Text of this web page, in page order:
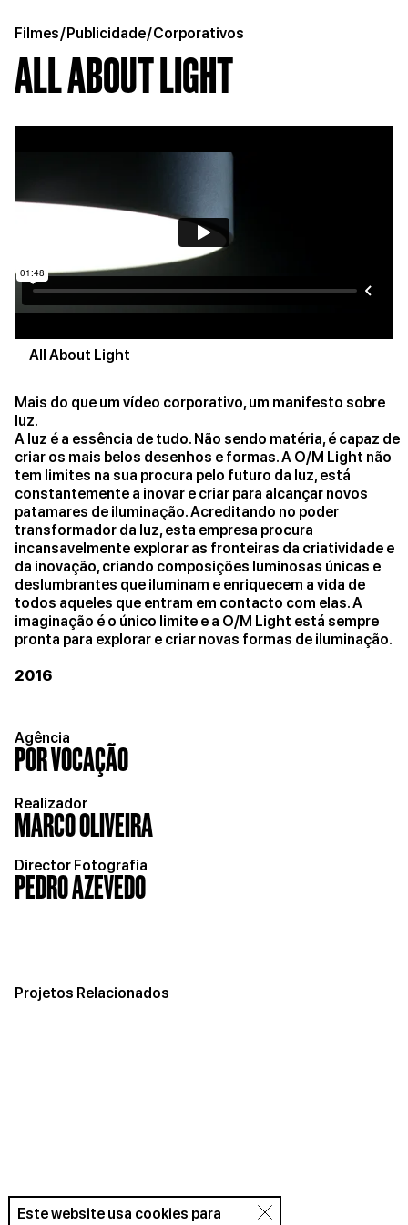
Filmes/ Publicidade/Corporativos
ALL ABOUT LIGHT
All About Light
Mais do que um vídeo corporativo, um manifesto sobre
luz.
A luz é a essência de tudo. Não sendo matéria, é capaz de
criar os mais belos desenhos e formas. A O/M Light não
tem limites na sua procura pelo futuro da luz, está
constantemente a inovar e criar para alcançar novos
patamares de iluminação. Acreditando no poder
transformador da luz, esta empresa procura
incansavelmente explorar as fronteiras da criatividade e
da inovação, criando composições luminosas únicas e
deslumbrantes que iluminam e enriquecem a vida de
todos aqueles que entram em contacto com elas. A
imaginação é o único limite e a O/M Light está sempre
pronta para explorar e criar novas formas de iluminação.
2016
Agência
POR VOCAÇÃO
Realizador
MARCO OLIVEIRA
Director Fotografia
PEDRO AZEVEDO
Projetos Relacionados
Este website usa cookies para